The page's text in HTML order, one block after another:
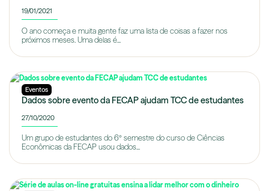
19/01/2021
O ano começa e muita gente faz uma lista de coisas a fazer nos
próximos meses. Uma delas é...
Eventos
Dados sobre evento da FECAP ajudam TCC de estudantes
27/10/2020
Um grupo de estudantes do 6º semestre do curso de Ciências
Econômicas da FECAP usou dados...